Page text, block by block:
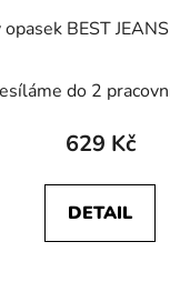
opasek BEST
do 2
629 Kč
DETAIL